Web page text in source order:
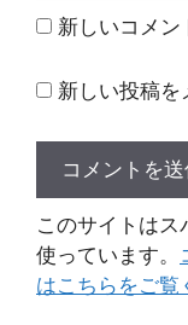
ト 新しいコメン
新しい投稿を
このサイトは
使っています。
はこちらをご覧